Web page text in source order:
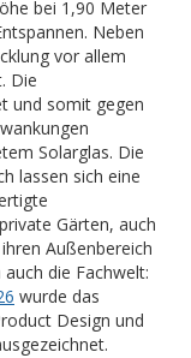
bei 1,90 Meter
Neben
vor allem
Die
und somit gegen
Solarglas. Die
lassen sich eine
Gärten, auch
Außenbereich
die Fachwelt:
wurde das
Design und